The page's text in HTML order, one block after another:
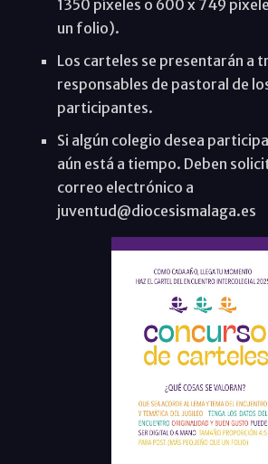
1350 píxeles o 600 x 749
un folio).
Los carteles se presentarán a
responsables de pastoral de
participantes.
Si algún colegio desea
aún está a tiempo. Deben
correo electrónico a
juventud@diocesismalaga.es